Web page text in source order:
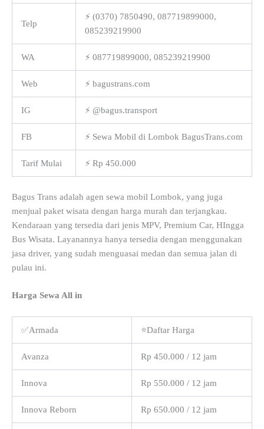
Telp
⚡ (0370) 7850490, 087719899000,
085239219900
WA ⚡ 087719899000, 085239219900
Web ⚡ bagustrans.com
IG ⚡ @bagus.transport
FB ⚡ Sewa Mobil di Lombok BagusTrans.com
Tarif Mulai ⚡ Rp 450.000
Bagus Trans adalah agen sewa mobil Lombok, yang juga
menjual paket wisata dengan harga murah dan terjangkau.
Kendaraan yang tersedia dari jenis MPV, Premium Car, HIngga
Bus Wisata. Layanannya hanya tersedia dengan menggunakan
jasa driver, yang sudah menguasai medan dan semua jalan di
pulau ini.
Harga Sewa All in
✅Armada ⭐Daftar Harga
Avanza Rp 450.000 / 12 jam
Innova Rp 550.000 / 12 jam
Innova Reborn Rp 650.000 / 12 jam